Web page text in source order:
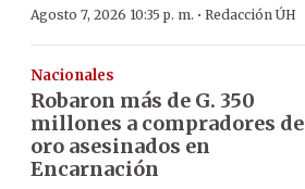
Agosto 7, 2026 10:35 p. m. · Redacción ÚH
Nacionales
Robaron más de G. 350
millones a compradores de
oro asesinados en
Encarnación